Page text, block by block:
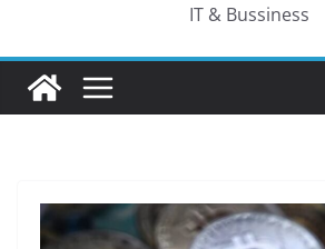
IT & Bussiness